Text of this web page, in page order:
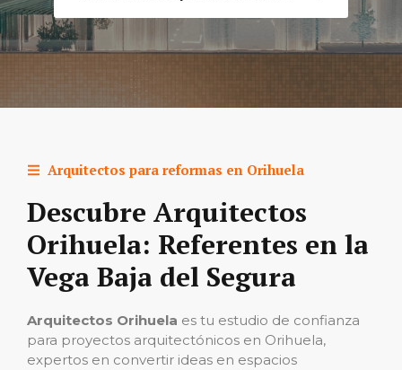
Arquitectos para reformas en Orihuela
Descubre Arquitectos
Orihuela: Referentes en la
Vega Baja del Segura
Arquitectos Orihuela es tu estudio de confianza
para proyectos arquitectónicos en Orihuela,
expertos en convertir ideas en espacios